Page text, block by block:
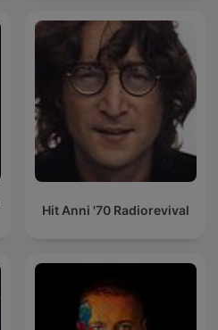
Hit Anni '70 Radiorevival